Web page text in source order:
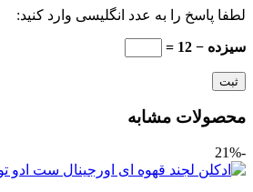
لطفا پاسخ را به عدد انگلیسی وارد کنید:
سیزده − 12 =
محصولات مشابه
-21%